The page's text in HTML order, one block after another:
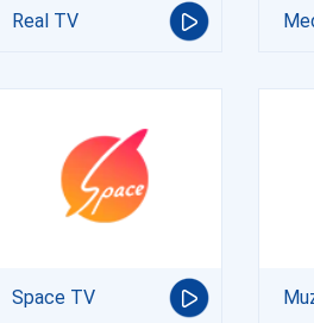
Real TV
Space TV